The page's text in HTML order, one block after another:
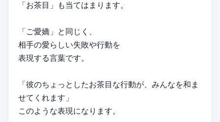
「お茶目」も当てはまります。
「ご愛嬌」と同じく、
相手の愛らしい失敗や行動を
表現する言葉です。
「彼のちょっとしたお茶目な行動が、みんなを和ま
せてくれます」
このような表現になります。